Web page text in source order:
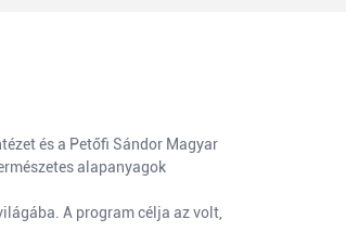
és a Petőfi Sándor Magyar
alapanyagok
A program célja az volt,